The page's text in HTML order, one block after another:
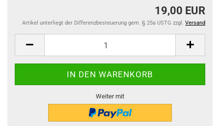
19,00 EUR
Artikel unterliegt der Differenzbesteuerung gem. § 25a USTG zzgl. Versand
Weiter mit